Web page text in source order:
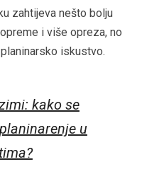
zahtijeva nešto bolju
i više opreza, no
iskustvo.
kako se
u